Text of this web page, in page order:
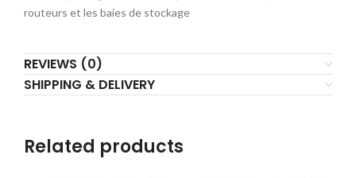
routeurs et les baies de stockage
REVIEWS (0)
SHIPPING & DELIVERY
Related products